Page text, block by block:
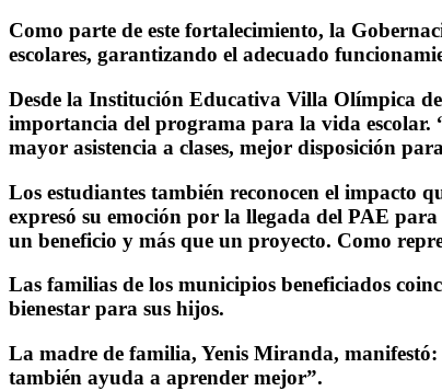
Como parte de este fortalecimiento, la
escolares, garantizando el adecuado
Desde la Institución Educativa Villa Olímpica
importancia del programa para la vida escolar.
mayor asistencia a clases, mejor disposición
Los estudiantes también reconocen el impacto
expresó su emoción por la llegada del PAE
un beneficio y más que un proyecto. Como
Las familias de los municipios beneficiados
bienestar para sus hijos.
La madre de familia, Yenis Miranda, manifestó:
también ayuda a aprender mejor”.